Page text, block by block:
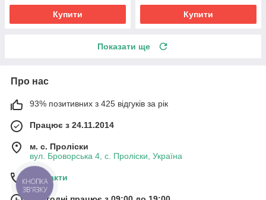
Купити Купити
Показати ще
Про нас
93% позитивних з 425 відгуків за рік
Працює з 24.11.2014
м. с. Проліски
вул. Броворська 4, с. Проліски, Україна
Контакти
КНОПКА
ЗВ'ЯЗКУ